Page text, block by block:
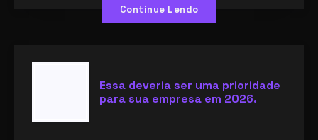
Continue Lendo
Essa deveria ser uma prioridade
para sua empresa em 2026.